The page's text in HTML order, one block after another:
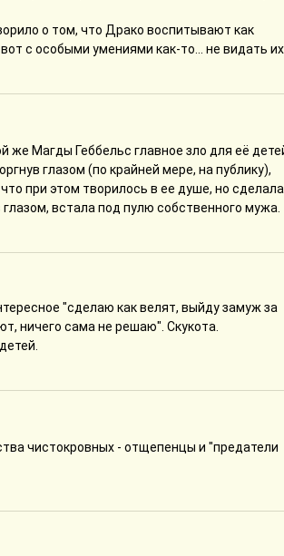
о том, что Драко воспитывают как
с особыми умениями как-то... не видать их.
Магды Геббельс главное зло для её
глазом (по крайней мере, на публику),
при этом творилось в ее душе, но
встала под пулю собственного мужа.
"сделаю как велят, выйду замуж за
ничего сама не решаю". Скукота.
чистокровных - отщепенцы и "предатели